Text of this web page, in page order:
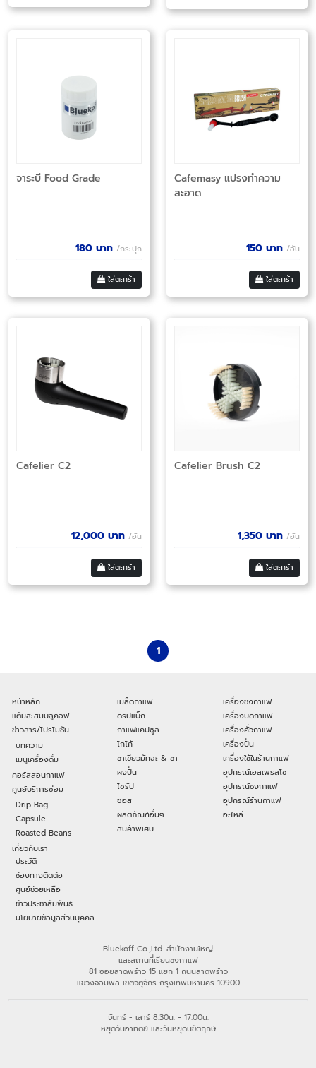
จาระบี Food Grade
180 บาท /กระปุก
ใส่ตะกร้า
Cafemasy แปรงทำความ
สะอาด
150 บาท /อัน
ใส่ตะกร้า
Cafelier C2
12,000 บาท /อัน
ใส่ตะกร้า
Cafelier Brush C2
1,350 บาท /อัน
ใส่ตะกร้า
1
หน้าหลัก
แต้มสะสมบลูคอฟ
ข่าวสาร/โปรโมชัน
บทความ
เมนูเครื่องดื่ม
คอร์สสอนกาแฟ
ศูนย์บริการซ่อม
Drip Bag
Capsule
Roasted Beans
เกี่ยวกับเรา
ประวัติ
ช่องทางติดต่อ
ศูนย์ช่วยเหลือ
ข่าวประชาสัมพันธ์
นโยบายข้อมูลส่วนบุคคล
เมล็ดกาแฟ
ดริปแบ็ก
กาแฟแคปซูล
โกโก้
ชาเขียวมัทฉะ & ชา
ผงปั่น
ไซรัป
ซอส
ผลิตภัณฑ์อื่นๆ
สินค้าพิเศษ
เครื่องชงกาแฟ
เครื่องบดกาแฟ
เครื่องคั่วกาแฟ
เครื่องปั่น
เครื่องใช้ในร้านกาแฟ
อุปกรณ์เอสเพรสโซ
อุปกรณ์ชงกาแฟ
อุปกรณ์ร้านกาแฟ
อะไหล่
Bluekoff Co.,Ltd. สำนักงานใหญ่
และสถานที่เรียนชงกาแฟ
81 ซอยลาดพร้าว 15 แยก 1 ถนนลาดพร้าว
แขวงจอมพล เขตจตุจักร กรุงเทพมหานคร 10900
จันทร์ - เสาร์ 8:30น. - 17:00น.
หยุดวันอาทิตย์ และวันหยุดนขัตฤกษ์